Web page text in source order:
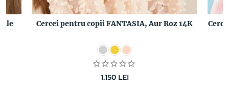
Cercei pentru copii FANTASIA, Aur Roz 14K
1.150 LEI